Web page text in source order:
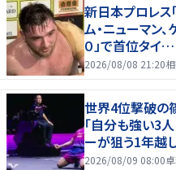
新日本プロレス
ム・ニューマン、
０」で首位タイ
2026/08/08 21:20
世界4位撃破の
「自分も強い3
ーが狙う1年越
横浜2026】
2026/08/09 08:00